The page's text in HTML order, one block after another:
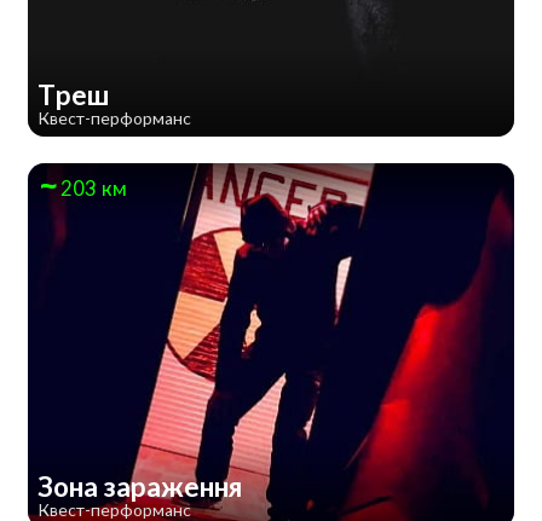
Треш
Квест-перформанс
203 км
Зона зараження
Квест-перформанс